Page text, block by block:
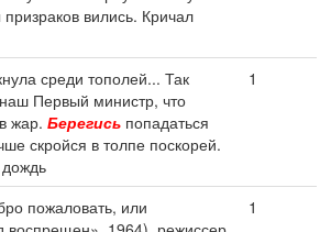
вились. Кричал
среди тополей... Так
Первый министр, что
жар. Берегись попадаться
скройся в толпе поскорей.
1
пожаловать, или
1